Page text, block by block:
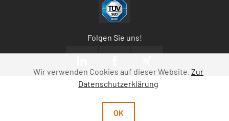
Wir verwenden Cookies auf dieser Website. Zur
Datenschutzerklärung
OK
Folgen Sie uns!